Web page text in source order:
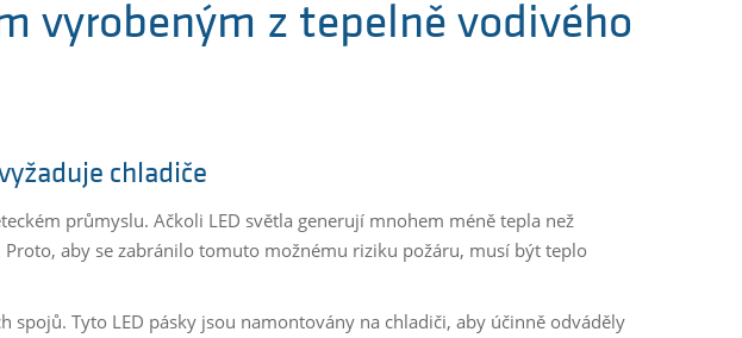
vyrobeným z tepelně vodivého
chladiče
průmyslu. Ačkoli LED světla generují mnohem méně tepla než
aby se zabránilo tomuto možnému riziku požáru, musí být teplo
spojů. Tyto LED pásky jsou namontovány na chladiči, aby účinně odváděly